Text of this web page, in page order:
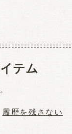
テム
履歴を残さない